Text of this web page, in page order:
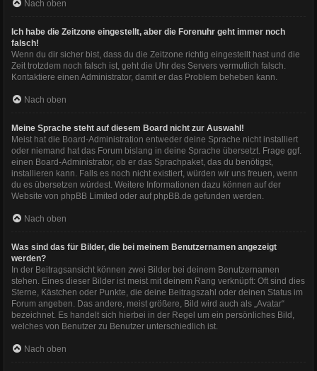
Nach oben
Ich habe die Zeitzone eingestellt, aber die Forenuhr geht immer noch
falsch!
Wenn du dir sicher bist, dass du die Zeitzone richtig eingestellt hast und die
Zeit trotzdem noch falsch ist, geht die Uhr des Servers vermutlich falsch.
Kontaktiere einen Administrator, damit er das Problem beheben kann.
Nach oben
Meine Sprache steht auf diesem Board nicht zur Auswahl!
Meist hat die Board-Administration entweder deine Sprache nicht installiert
oder niemand hat das Forum bislang in deine Sprache übersetzt. Frage ggf.
einen Board-Administrator, ob er das Sprachpaket, das du benötigst,
installieren kann. Falls es noch nicht existiert, würden wir uns freuen, wenn
du es übersetzen würdest. Weitere Informationen dazu können auf der
Website von phpBB Limited oder auf phpBB.de gefunden werden.
Nach oben
Was sind das für Bilder, die bei meinem Benutzernamen angezeigt
werden?
In der Beitragsansicht können zwei Bilder bei deinem Benutzernamen
stehen. Eines dieser Bilder ist meist mit deinem Rang verknüpft: Oft sind dies
Sterne, Kästchen oder Punkte, die deine Beitragszahl oder deinen Status im
Forum angeben. Das andere, meist größere, Bild wird auch als „Avatar“
bezeichnet. Es handelt sich hierbei in der Regel um ein persönliches Bild,
welches von Benutzer zu Benutzer unterschiedlich ist.
Nach oben